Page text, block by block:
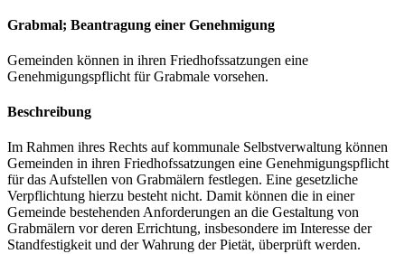
Grabmal; Beantragung einer Genehmigung
Gemeinden können in ihren Friedhofssatzungen eine
Genehmigungspflicht für Grabmale vorsehen.
Beschreibung
Im Rahmen ihres Rechts auf kommunale Selbstverwaltung können
Gemeinden in ihren Friedhofssatzungen eine Genehmigungspflicht
für das Aufstellen von Grabmälern festlegen. Eine gesetzliche
Verpflichtung hierzu besteht nicht. Damit können die in einer
Gemeinde bestehenden Anforderungen an die Gestaltung von
Grabmälern vor deren Errichtung, insbesondere im Interesse der
Standfestigkeit und der Wahrung der Pietät, überprüft werden.